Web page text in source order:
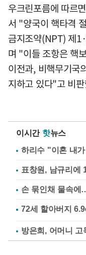
우크린포름에 따르
서 "양국이 핵타격
금지조약(NPT) 제
며 "이들 조항은 핵
이전과, 비핵무기국
지하고 있다"고 비
이시간 핫뉴스
하리수 "이혼 내
표창원, 남규리
손 묶인채 물속에
방은희, 어머니